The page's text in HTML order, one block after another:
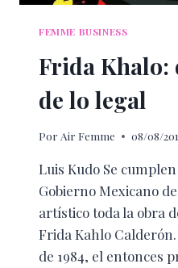
FEMME BUSINESS
Frida Khalo:
de lo legal
Por Air Femme 08/08/
Luis Kudo Se
Gobierno Mexicano
artístico toda la obra
Frida Kahlo
de 1984, el entonces